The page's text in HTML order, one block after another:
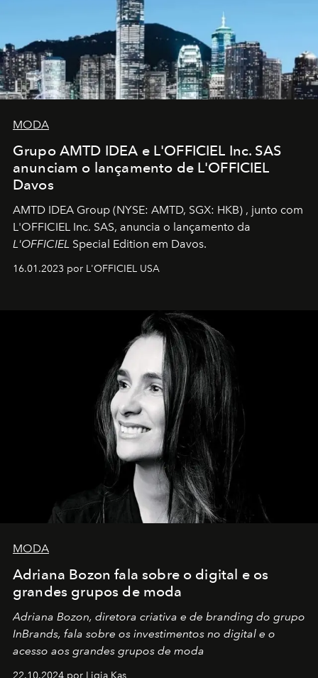
MODA
Grupo AMTD IDEA e L'OFFICIEL Inc. SAS
anunciam o lançamento de L'OFFICIEL
Davos
AMTD IDEA Group (NYSE: AMTD, SGX: HKB) , junto com
L'OFFICIEL Inc. SAS, anuncia o lançamento da
L'OFFICIEL Special Edition em Davos.
16.01.2023 por L'OFFICIEL USA
MODA
Adriana Bozon fala sobre o digital e os
grandes grupos de moda
Adriana Bozon, diretora criativa e de branding do grupo
InBrands, fala sobre os investimentos no digital e o
acesso aos grandes grupos de moda
22.10.2024 por Ligia Kas